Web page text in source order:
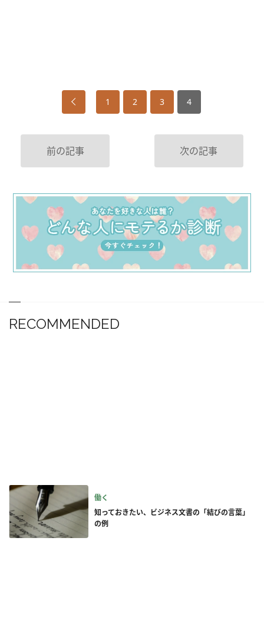
1 2 3 4
前の記事 次の記事
RECOMMENDED
働く
知っておきたい、ビジネス文書の「結びの言葉」
の例